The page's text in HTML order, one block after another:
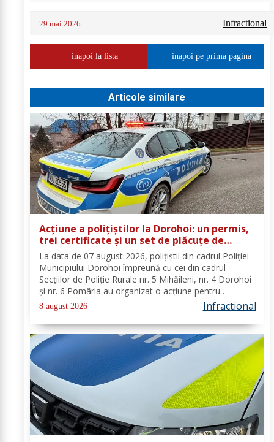
29 mai 2026 Infractional
inapoi la lista inapoi pe prima pagina
Articole similare
Acțiune a polițiștilor la Dorohoi: un permis,
trei certificate și un set de plăcuțe de
înmatriculare reținute
La data de 07 august 2026, polițiștii din cadrul Poliției
Municipiului Dorohoi împreună cu cei din cadrul
Secțiilor de Poliție Rurale nr. 5 Mihăileni, nr. 4 Dorohoi
și nr. 6 Pomârla au organizat o acțiune pentru
prevenirea și combaterea faptelor de natură penală și
contravențională, verificarea...
8 august 2026 Infractional